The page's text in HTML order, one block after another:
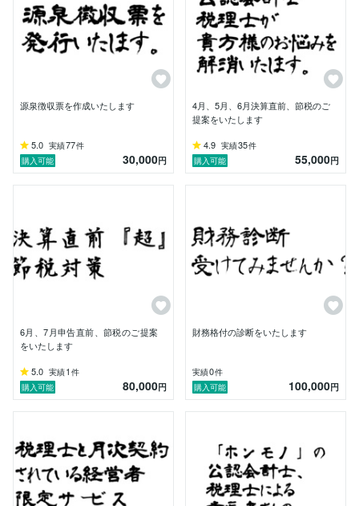
M&A（エムアンドエー）のマッチング
を得意とします。
モットウは、決して屈しない、お客様（納税者）(経営
者)のために、戦う姿勢を常に持っているということで
す。
ず、お客様(納税者)(経営者)に寄り添った、親切、丁寧
なご対応を心掛けております。
私の話を聞いていただければ、
『税理士（公認会計士、会計事務所、税理士法人）は安
ければそれでいい』
とお考えであった納税者(経営者)の方々も、きっと、考
えを改めていただける自信がございます。
資格者よりも、勉強に時間を惜しまず費やしているた
め、知識の深さ、言葉の重みが違います。
め、納税者(経営者)を守りたいという熱意は、誰にも負
けません。
確かな知識、経験を根拠としておりますので、私からご
提案いたします節税対策（税金対策）について、
源泉徴収票を作成いたします
5.0 実績77件
購入可能
30,000円
4月、5月、6月決算直前、節税のご
提案をいたします
4.9 実績35件
購入可能
55,000円
6月、7月申告直前、節税のご提案
をいたします
5.0 実績1 件
購入可能
80,000円
財務格付の診断をいたします
実績0件
購入可能
100,000円